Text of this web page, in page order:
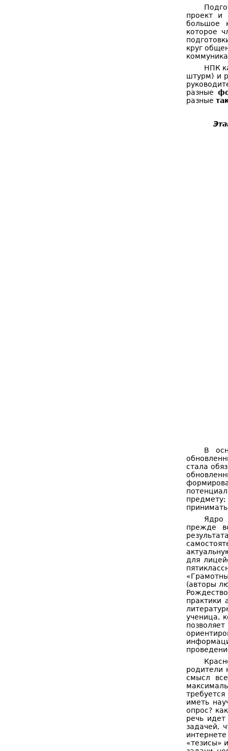
проект и
большое
которое
круг
НПК
штурм) и
разные
разные
В
стала
Ядро
прежде
для
(авторы
практики
ученица,
родители
смысл
иметь
опрос?
речь
задачей,
«тезисы»